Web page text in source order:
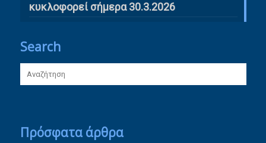
κυκλοφορεί σήμερα 30.3.2026
Search
Πρόσφατα άρθρα